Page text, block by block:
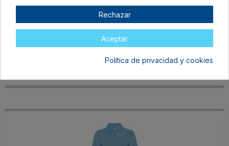
PO66360205
ROYAL
15,75 €
Rechazar
Aceptar
Política de privacidad y cookies